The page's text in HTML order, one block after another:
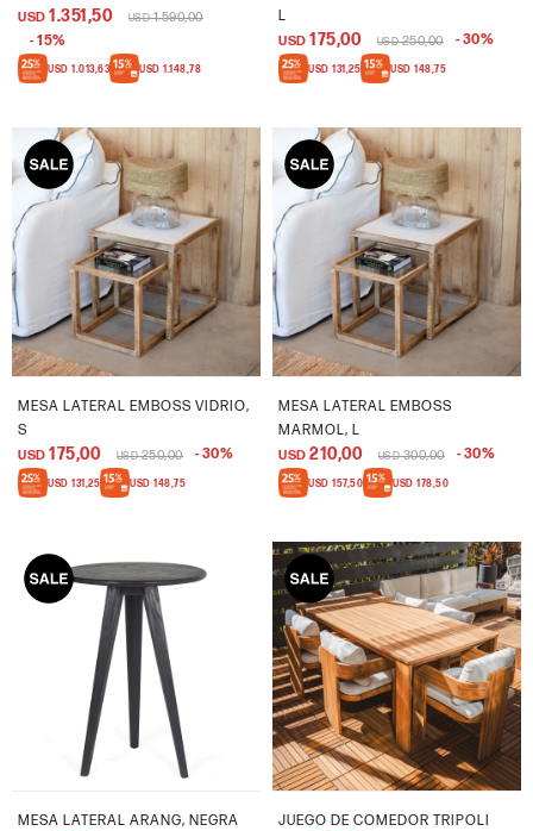
USD 1.351,50 USD 1.590,00
15
USD 1.013,63 USD 1.148,78
L
USD 175,00 USD 250,00 30
USD 131,25 USD 148,75
MESA LATERAL EMBOSS VIDRIO,
S
USD 175,00 USD 250,00 30
USD 131,25 USD 148,75
MESA LATERAL EMBOSS
MARMOL, L
USD 210,00 USD 300,00 30
USD 157,50 USD 178,50
MESA LATERAL ARANG, NEGRA JUEGO DE COMEDOR TRIPOLI